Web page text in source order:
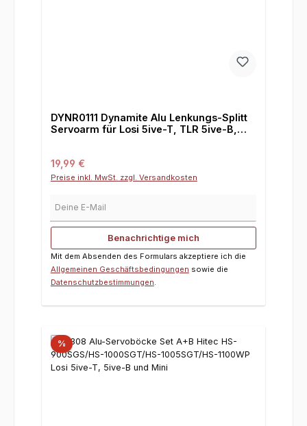
DYNR0111 Dynamite Alu Lenkungs-Splitt
Servoarm für Losi 5ive-T, TLR 5ive-B,
Regulärer Preis:
19,99 €
Preise inkl. MwSt. zzgl. Versandkosten
Benachrichtige mich
Mit dem Absenden des Formulars akzeptiere ich die
Allgemeinen Geschäftsbedingungen sowie die
Datenschutzbestimmungen
%